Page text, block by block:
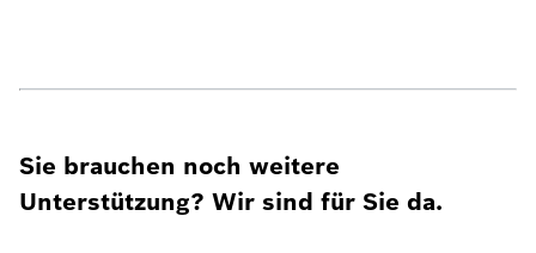
Sie brauchen noch weitere
Unterstützung? Wir sind für Sie da.